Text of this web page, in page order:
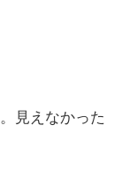
見えなかった